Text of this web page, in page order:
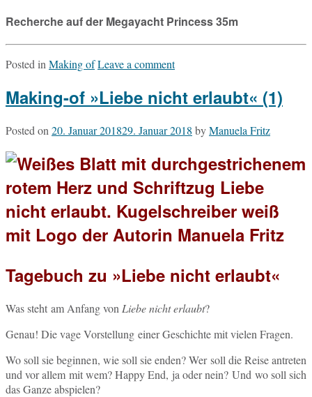
Recherche auf der Megayacht Princess 35m
Posted inMaking ofLeave a comment
Making-of »Liebe nicht erlaubt« (1)
Posted on 20. Januar 201829. Januar 2018 byManuela Fritz
Tagebuch zu »Liebe nicht erlaubt«
Was steht am Anfang von Liebe nicht er­laubt?
Genau! Die vage Vor­stel­lung einer Ge­schich­te mit vielen Fragen.
Wo soll sie be­gin­nen, wie soll sie enden? Wer soll die Reise an­tre­ten
und vor allem mit wem? Happy End, ja oder nein? Und wo soll sich
das Ganze abspielen?